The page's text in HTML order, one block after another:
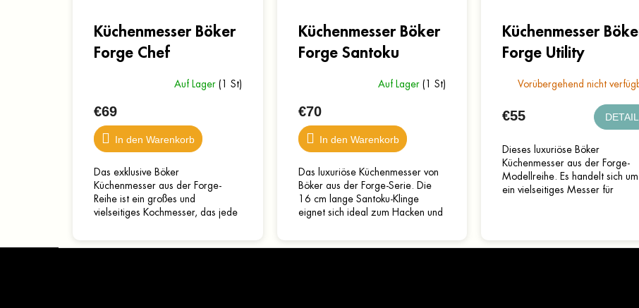
Küchenmesser Böker
Forge Chef
Auf Lager (1 St)
€69
In den Warenkorb
Das exklusive Böker
Küchenmesser aus der Forge-
Reihe ist ein großes und
vielseitiges Kochmesser, das jede
Es zeichnet sich durch seine
Küchenmesser Böker
Forge Santoku
Auf Lager (1 St)
€70
In den Warenkorb
Das luxuriöse Küchenmesser von
Böker aus der Forge-Serie. Die
16 cm lange Santoku-Klinge
eignet sich ideal zum Hacken und
über eine integrale...
Küchenmesser
Forge Utility
Vorübergehend nicht
€55 DETAIL
Dieses luxuriöse Böker
Küchenmesser aus der Forge-
Modellreihe. Es handelt sich um
ein vielseitiges Messer für